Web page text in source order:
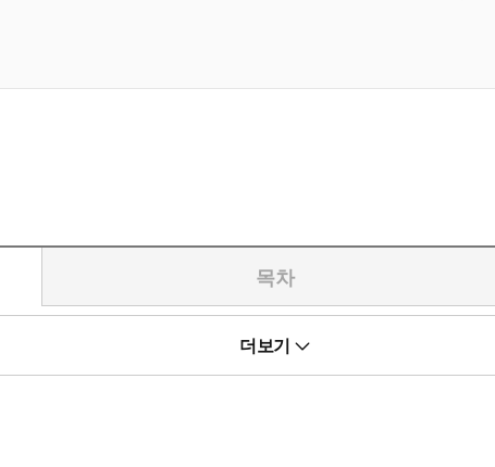
목차
본격 추리물에 오마주를 바친 아야츠지 유키토의 데뷔작이다. 십
더보기